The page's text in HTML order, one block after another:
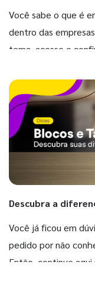
Você sabe o que é
dentro das
tema, acesse e
Descubra a
Você já ficou em
pedido por não
Então, continue aqui